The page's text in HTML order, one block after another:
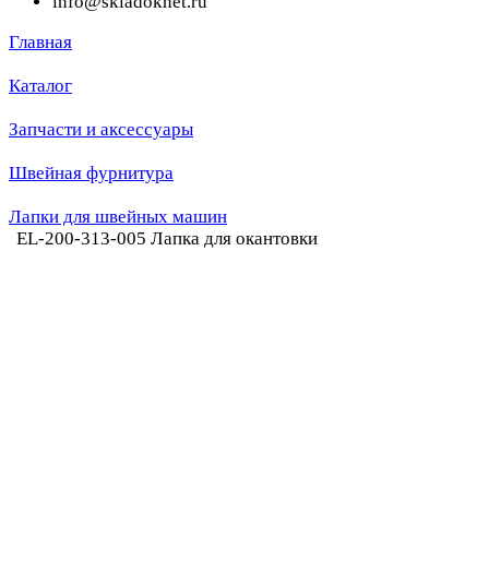
Главная
Каталог
Запчасти и аксессуары
Швейная фурнитура
Лапки для швейных машин
EL-200-313-005 Лапка для окантовки